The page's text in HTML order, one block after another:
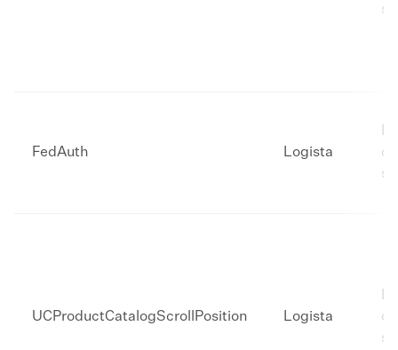
FedAuth Logista
UCProductCatalogScrollPosition Logista